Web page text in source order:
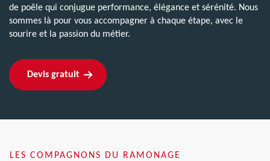
de poêle qui conjugue performance, élégance et sérénité. Nous
sommes là pour vous accompagner à chaque étape, avec le
sourire et la passion du métier.
Devis gratuit
LES COMPAGNONS DU RAMONAGE